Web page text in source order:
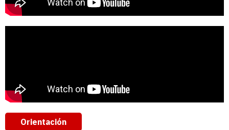
Orientación